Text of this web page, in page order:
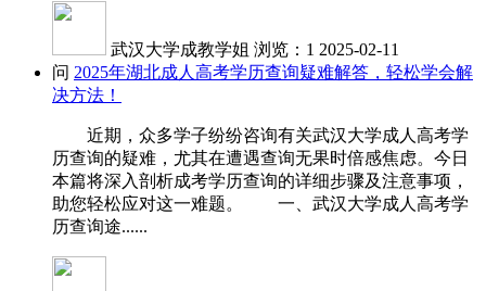
武汉大学成教学姐 浏览：1 2025-02-11
问 2025年湖北成人高考学历查询疑难解答，轻松学会解
决方法！
近期，众多学子纷纷咨询有关武汉大学成人高考学
历查询的疑难，尤其在遭遇查询无果时倍感焦虑。今日
本篇将深入剖析成考学历查询的详细步骤及注意事项，
助您轻松应对这一难题。 一、武汉大学成人高考学
历查询途......